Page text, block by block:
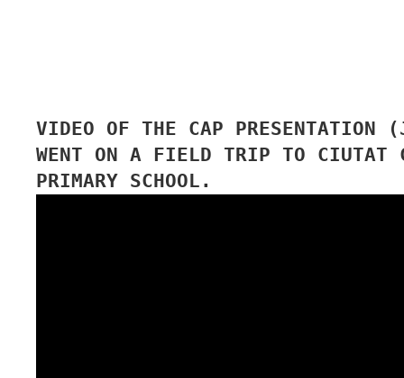
VIDEO OF THE CAP
WENT ON A FIELD TRIP TO CIUTAT
PRIMARY SCHOOL.